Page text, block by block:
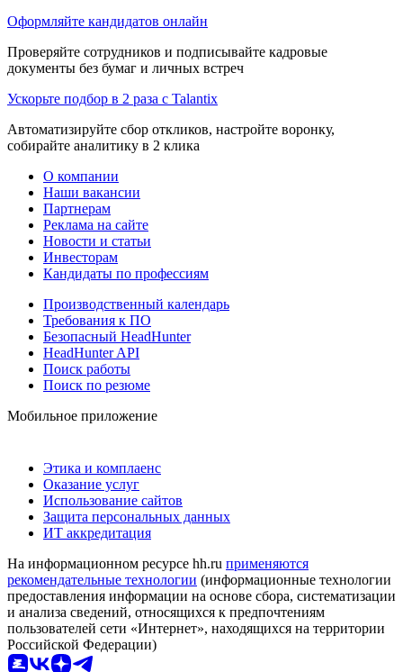
Оформляйте кандидатов онлайн
Проверяйте сотрудников и подписывайте кадровые
документы без бумаг и личных встреч
Ускорьте подбор в 2 раза с Talantix
Автоматизируйте сбор откликов, настройте воронку,
собирайте аналитику в 2 клика
О компании
Наши вакансии
Партнерам
Реклама на сайте
Новости и статьи
Инвесторам
Кандидаты по профессиям
Производственный календарь
Требования к ПО
Безопасный HeadHunter
HeadHunter API
Поиск работы
Поиск по резюме
Мобильное приложение
Этика и комплаенс
Оказание услуг
Использование сайтов
Защита персональных данных
ИТ аккредитация
На информационном ресурсе hh.ru применяются
рекомендательные технологии (информационные технологии
предоставления информации на основе сбора, систематизации
и анализа сведений, относящихся к предпочтениям
пользователей сети «Интернет», находящихся на территории
Российской Федерации)